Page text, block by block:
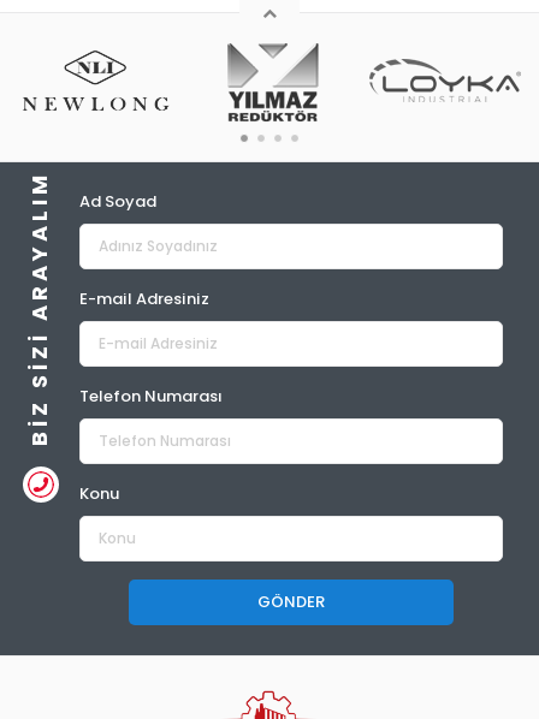
BIZ SIZI ARAYALIM Ad Soyad
E-mail Adresiniz
Telefon Numarası
Konu
GÖNDER